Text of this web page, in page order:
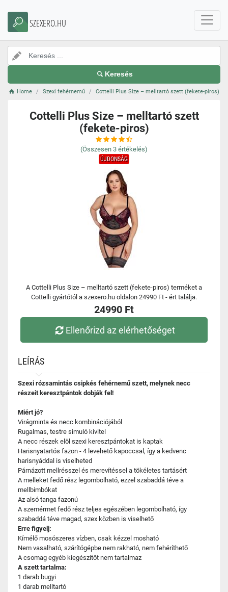
SZEXERO.HU
Keresés
Home Szexi fehérnemű Cottelli Plus Size – melltartó szett (fekete-piros)
Cottelli Plus Size – melltartó szett
(fekete-piros)
(Összesen 3 értékelés)
ÚJDONSÁG
A Cottelli Plus Size – melltartó szett (fekete-piros) terméket a
Cottelli gyártótól a szexero.hu oldalon 24990 Ft - ért találja.
24990 Ft
Ellenőrizd az elérhetőséget
LEÍRÁS
Szexi rózsamintás csipkés fehérnemű szett, melynek necc
részeit keresztpántok dobják fel!
Miért jó?
Virágminta és necc kombinációjából
Rugalmas, testre simuló kivitel
A necc részek elöl szexi keresztpántokat is kaptak
Harisnyatartós fazon - 4 levehető kapoccsal, így a kedvenc
harisnyáddal is viselheted
Párnázott mellrésszel és merevítéssel a tökéletes tartásért
A melleket fedő rész legombolható, ezzel szabaddá téve a
mellbimbókat
Az alsó tanga fazonú
A szemérmet fedő rész teljes egészében legombolható, így
szabaddá téve magad, szex közben is viselhető
Erre figyelj:
Kímélő mosószeres vízben, csak kézzel mosható
Nem vasalható, szárítógépbe nem rakható, nem fehéríthető
A csomag egyéb kiegészítőt nem tartalmaz
A szett tartalma:
1 darab bugyi
1 darab melltartó